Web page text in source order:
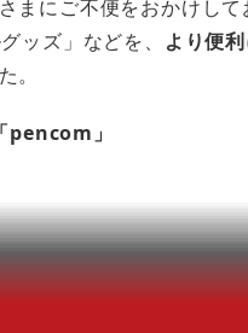
まにご不便をおかけし
ッズ」などを、 より便
。
pencom」